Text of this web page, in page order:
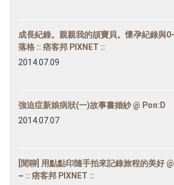
成長紀錄。親親我的頡寶貝。懷孕紀錄與
落格 :: 痞客邦 PIXNET ::
2014.07.09
強迫症新娘病狀(一)故事書婚紗 @ Pon:D
2014.07.07
[閒聊] 用點點印隨手拍來記錄旅程的美好
~ :: 痞客邦 PIXNET ::